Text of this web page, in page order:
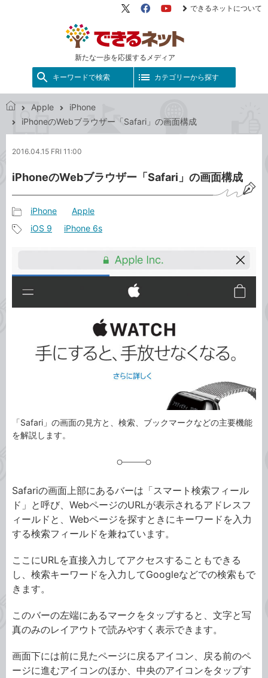
新たな一歩を応援するメディア
X（旧
FacebookYouTube
できるネットについて
キーワードで検索 カテゴリーから探す
で
ネ
ト
Apple
iPhone
iPhoneのWebブラウザー「Safari」の画面構成
2016.04.15 FRI 11:00
iPhoneのWebブラウザー「Safari」の画面構成
事
カ
ゴ
リ
iPhone Apple
iOS 9 iPhone 6s
「Safari」の画面の見方と、検索、ブックマークなどの主要機能
を解説します。
Safariの画面上部にあるバーは「スマート検索フィール
ド」と呼び、WebページのURLが表示されるアドレスフ
ィールドと、Webページを探すときにキーワードを入力
する検索フィールドを兼ねています。
ここにURLを直接入力してアクセスすることもできる
し、検索キーワードを入力してGoogleなどでの検索もで
きます。
このバーの左端にあるマークをタップすると、文字と写
真のみのレイアウトで読みやすく表示できます。
画面下には前に見たページに戻るアイコン、戻る前のペ
ージに進むアイコンのほか、中央のアイコンをタップす